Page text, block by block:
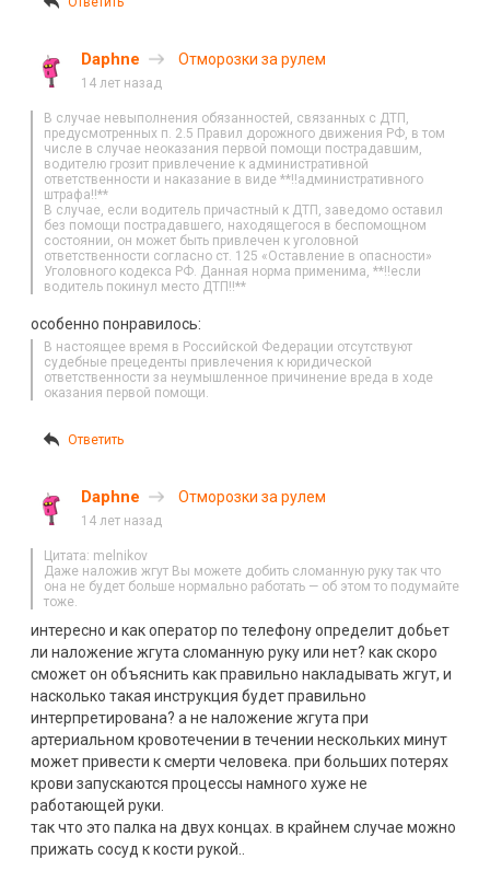
Daphne Отморозки за рулем
14 лет назад
В случае невыполнения обязанностей, связанных с ДТП,
предусмотренных п. 2.5 Правил дорожного движения РФ, в том
числе в случае неоказания первой помощи пострадавшим,
водителю грозит привлечение к административной
ответственности и наказание в виде **!!административного
штрафа!!**
В случае, если водитель причастный к ДТП, заведомо оставил
без помощи пострадавшего, находящегося в беспомощном
состоянии, он может быть привлечен к уголовной
ответственности согласно ст. 125 «Оставление в опасности»
Уголовного кодекса РФ. Данная норма применима, **!!если
водитель покинул место ДТП!!**
особенно понравилось:
В настоящее время в Российской Федерации отсутствуют
судебные прецеденты привлечения к юридической
ответственности за неумышленное причинение вреда в ходе
оказания первой помощи.
Ответить
Daphne Отморозки за рулем
14 лет назад
Цитата: melnikov
Даже наложив жгут Вы можете добить сломанную руку так что
она не будет больше нормально работать — об этом то подумайте
тоже.
интересно и как оператор по телефону определит добьет
ли наложение жгута сломанную руку или нет? как скоро
сможет он объяснить как правильно накладывать жгут, и
насколько такая инструкция будет правильно
интерпретирована? а не наложение жгута при
артериальном кровотечении в течении нескольких минут
может привести к смерти человека. при больших потерях
крови запускаются процессы намного хуже не
работающей руки.
так что это палка на двух концах. в крайнем случае можно
прижать сосуд к кости рукой..